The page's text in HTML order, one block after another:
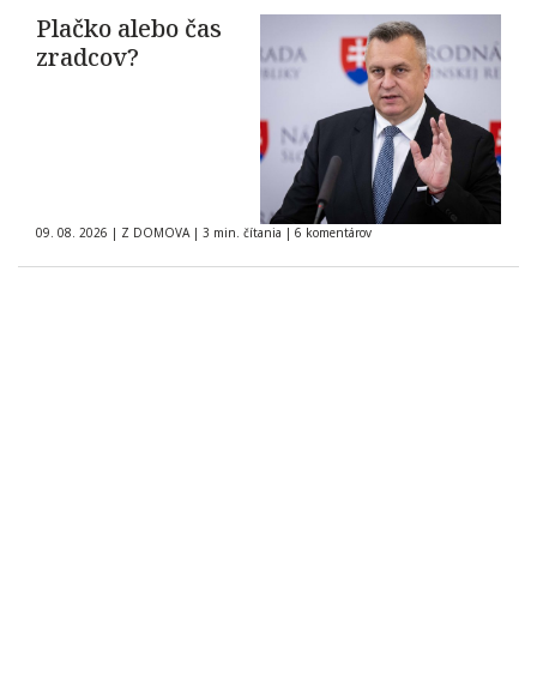
Plačko alebo čas
zradcov?
09. 08. 2026 | Z DOMOVA | 3 min. čítania | 6 komentárov